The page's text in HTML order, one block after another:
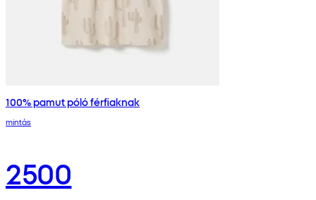
100% pamut póló férfiaknak
mintás
2500